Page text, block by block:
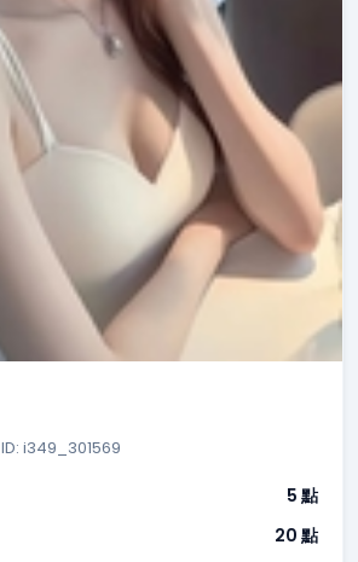
ID: i349_301569
5 點
20 點